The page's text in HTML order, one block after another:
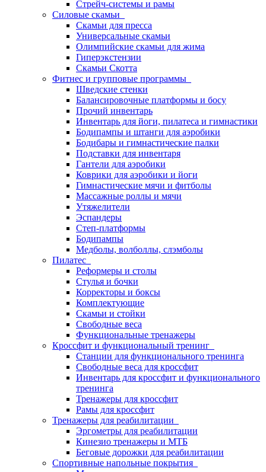
Стрейч-системы и рамы
Силовые скамьи
Скамьи для пресса
Универсальные скамьи
Олимпийские скамьи для жима
Гиперэкстензии
Скамьи Скотта
Фитнес и групповые программы
Шведские стенки
Балансировочные платформы и босу
Прочий инвентарь
Инвентарь для йоги, пилатеса и гимнастики
Бодипампы и штанги для аэробики
Бодибары и гимнастические палки
Подставки для инвентаря
Гантели для аэробики
Коврики для аэробики и йоги
Гимнастические мячи и фитболы
Массажные роллы и мячи
Утяжелители
Эспандеры
Степ-платформы
Бодипампы
Медболы, волболлы, слэмболы
Пилатес
Реформеры и столы
Стулья и бочки
Корректоры и боксы
Комплектующие
Скамьи и стойки
Свободные веса
Функциональные тренажеры
Кроссфит и функциональный тренинг
Станции для функционального тренинга
Свободные веса для кроссфит
Инвентарь для кроссфит и функционального
тренинга
Тренажеры для кроссфит
Рамы для кроссфит
Тренажеры для реабилитации
Эргометры для реабилитации
Кинезио тренажеры и МТБ
Беговые дорожки для реабилитации
Спортивные напольные покрытия